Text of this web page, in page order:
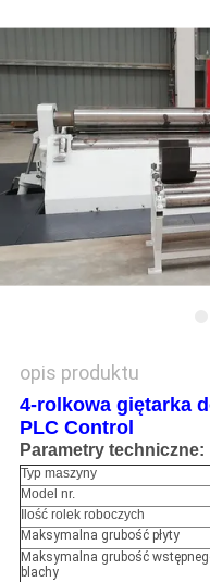
POLICY
opis produktu
4-rolkowa giętarka
PLC Control
Parametry techniczne:
Typ maszyny
Model nr.
Ilość rolek roboczych
Maksymalna grubość płyty
Maksymalna grubość
blachy